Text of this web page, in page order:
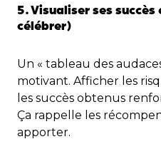
5. Visualiser ses
célébrer)
Un « tableau des
motivant. Afficher les
les succès obtenus
Ça rappelle les
apporter.